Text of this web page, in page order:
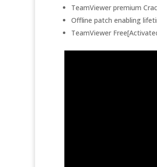
TeamViewer premium
Offline patch enabling
TeamViewer